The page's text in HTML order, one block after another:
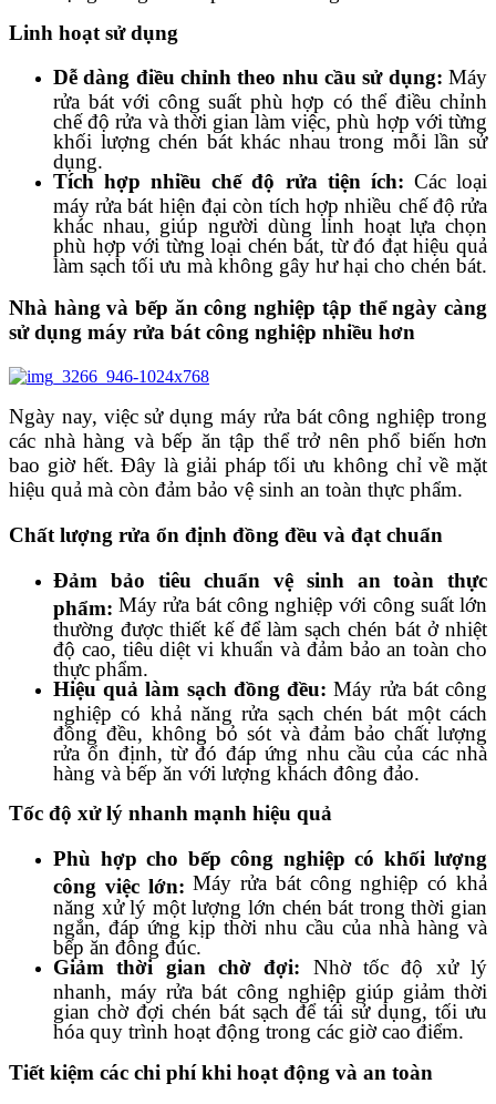
Linh hoạt sử dụng
Dễ dàng điều chỉnh theo nhu cầu sử dụng: Máy
rửa bát với công suất phù hợp có thể điều chỉnh
chế độ rửa và thời gian làm việc, phù hợp với từng
khối lượng chén bát khác nhau trong mỗi lần sử
dụng.
Tích hợp nhiều chế độ rửa tiện ích: Các loại
máy rửa bát hiện đại còn tích hợp nhiều chế độ rửa
khác nhau, giúp người dùng linh hoạt lựa chọn
phù hợp với từng loại chén bát, từ đó đạt hiệu quả
làm sạch tối ưu mà không gây hư hại cho chén bát.
Nhà hàng và bếp ăn công nghiệp tập thể ngày càng
sử dụng máy rửa bát công nghiệp nhiều hơn
Ngày nay, việc sử dụng máy rửa bát công nghiệp trong
các nhà hàng và bếp ăn tập thể trở nên phổ biến hơn
bao giờ hết. Đây là giải pháp tối ưu không chỉ về mặt
hiệu quả mà còn đảm bảo vệ sinh an toàn thực phẩm.
Chất lượng rửa ổn định đồng đều và đạt chuẩn
Đảm bảo tiêu chuẩn vệ sinh an toàn thực
phẩm: Máy rửa bát công nghiệp với công suất lớn
thường được thiết kế để làm sạch chén bát ở nhiệt
độ cao, tiêu diệt vi khuẩn và đảm bảo an toàn cho
thực phẩm.
Hiệu quả làm sạch đồng đều: Máy rửa bát công
nghiệp có khả năng rửa sạch chén bát một cách
đồng đều, không bỏ sót và đảm bảo chất lượng
rửa ổn định, từ đó đáp ứng nhu cầu của các nhà
hàng và bếp ăn với lượng khách đông đảo.
Tốc độ xử lý nhanh mạnh hiệu quả
Phù hợp cho bếp công nghiệp có khối lượng
công việc lớn: Máy rửa bát công nghiệp có khả
năng xử lý một lượng lớn chén bát trong thời gian
ngắn, đáp ứng kịp thời nhu cầu của nhà hàng và
bếp ăn đông đúc.
Giảm thời gian chờ đợi: Nhờ tốc độ xử lý
nhanh, máy rửa bát công nghiệp giúp giảm thời
gian chờ đợi chén bát sạch để tái sử dụng, tối ưu
hóa quy trình hoạt động trong các giờ cao điểm.
Tiết kiệm các chi phí khi hoạt động và an toàn